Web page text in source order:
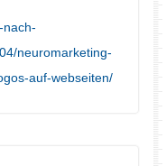
nach-
neuromarketing-
auf-webseiten/